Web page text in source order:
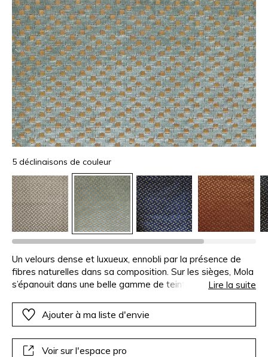
5 déclinaisons de couleur
Un velours dense et luxueux, ennobli par la présence de
fibres naturelles dans sa composition. Sur les sièges, Mola
s’épanouit dans une belle gamme de teintes sourdes. Un
invitation à la lumière à s’y reposer.
Lire la suite
Ajouter à ma liste d'envie
Voir sur l'espace pro